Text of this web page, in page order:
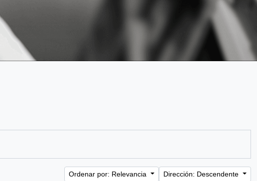
Ordenar por: Relevancia Dirección: Descendente